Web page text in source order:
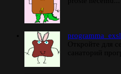
programma_exsl